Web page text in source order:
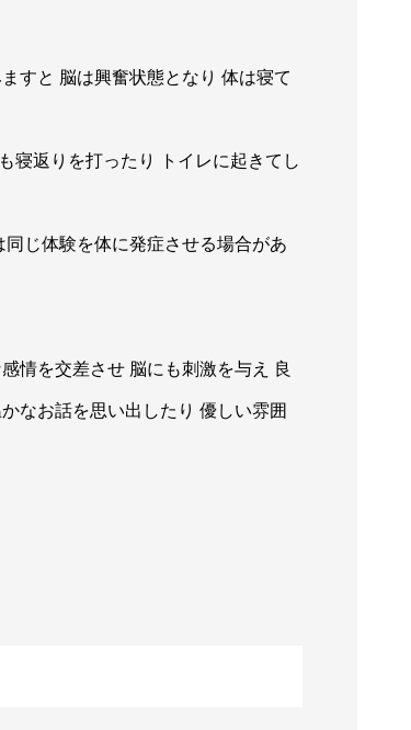
すと 脳は興奮状態となり 体は寝て
寝返りを打ったり トイレに起きてし
じ体験を体に発症させる場合があ
情を交差させ 脳にも刺激を与え 良
なお話を思い出したり 優しい雰囲